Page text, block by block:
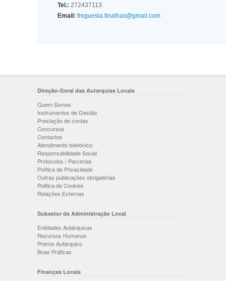
Tel.: 272437113
Email: freguesia.tinalhas@gmail.com
Direção-Geral das Autarquias Locais
Quem Somos
Instrumentos de Gestão
Prestação de contas
Concursos
Contactos
Atendimento telefónico
Responsabilidade Social
Protocolos / Parcerias
Política de Privacidade
Outras publicações obrigatórias
Politica de Cookies
Relações Externas
Subsetor da Administração Local
Entidades Autárquicas
Recursos Humanos
Prémio Autárquico
Boas Práticas
Finanças Locais